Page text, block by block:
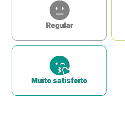
Regular
Muito satisfeito